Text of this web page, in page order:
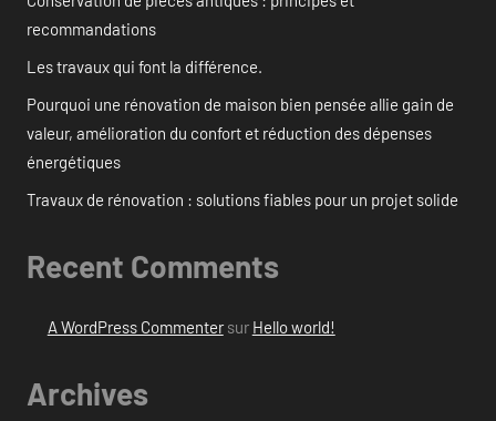
recommandations
Les travaux qui font la différence.
Pourquoi une rénovation de maison bien pensée allie gain de
valeur, amélioration du confort et réduction des dépenses
énergétiques
Travaux de rénovation : solutions fiables pour un projet solide
Recent Comments
A WordPress Commentersur Hello world!
Archives